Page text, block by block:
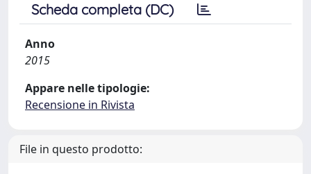
Scheda completa (DC)
Anno
2015
Appare nelle tipologie:
Recensione in Rivista
File in questo prodotto: